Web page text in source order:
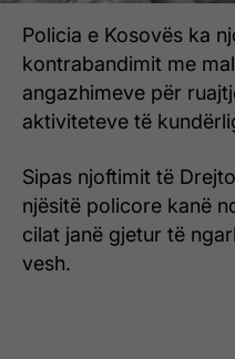
Policia e Kosovës ka
kontrabandimit me
angazhimeve për
aktiviteteve të
Sipas njoftimit të
njësitë policore kanë
cilat janë gjetur të
vesh.